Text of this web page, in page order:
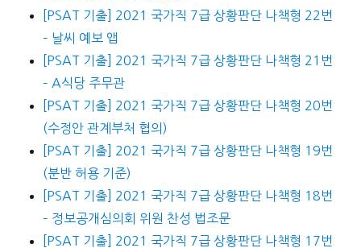
[PSAT 기출] 2021 국가직 7급 상황판단 나책형 22번
– 날씨 예보 앱
[PSAT 기출] 2021 국가직 7급 상황판단 나책형 21번
– A식당 주무관
[PSAT 기출] 2021 국가직 7급 상황판단 나책형 20번
(수정안 관계부처 협의)
[PSAT 기출] 2021 국가직 7급 상황판단 나책형 19번
(분반 허용 기준)
[PSAT 기출] 2021 국가직 7급 상황판단 나책형 18번
– 정보공개심의회 위원 찬성 법조문
[PSAT 기출] 2021 국가직 7급 상황판단 나책형 17번